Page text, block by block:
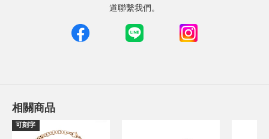
道聯繫我們。
相關商品
可刻字